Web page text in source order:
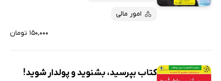
امور مالی
۱۵۰,۰۰۰ تومان
کتاب بپرسید، بشنوید و پولدار شوید!